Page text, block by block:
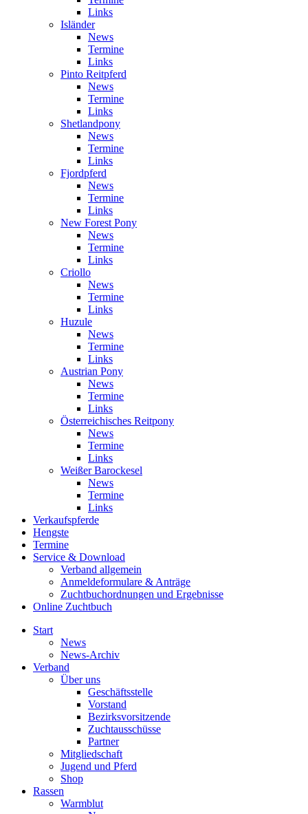
Links
Isländer
News
Termine
Links
Pinto Reitpferd
News
Termine
Links
Shetlandpony
News
Termine
Links
Fjordpferd
News
Termine
Links
New Forest Pony
News
Termine
Links
Criollo
News
Termine
Links
Huzule
News
Termine
Links
Austrian Pony
News
Termine
Links
Österreichisches Reitpony
News
Termine
Links
Weißer Barockesel
News
Termine
Links
Verkaufspferde
Hengste
Termine
Service & Download
Verband allgemein
Anmeldeformulare & Anträge
Zuchtbuchordnungen und Ergebnisse
Online Zuchtbuch
Start
News
News-Archiv
Verband
Über uns
Geschäftsstelle
Vorstand
Bezirksvorsitzende
Zuchtausschüsse
Partner
Mitgliedschaft
Jugend und Pferd
Shop
Rassen
Warmblut